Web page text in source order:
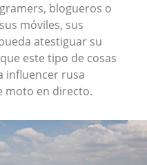
blogueros o
móviles, sus
atestiguar su
este tipo de cosas
influencer rusa
moto en directo.